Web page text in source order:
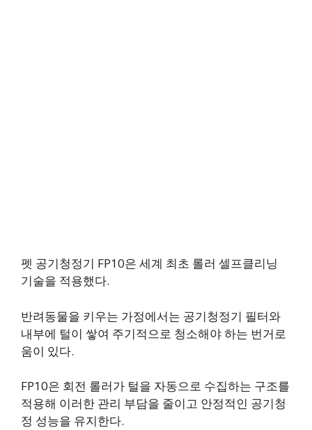
펫 공기청정기 FP10은 세계 최초 롤러 셀프클리닝
기술을 적용했다.
반려동물을 키우는 가정에서는 공기청정기 필터와
내부에 털이 쌓여 주기적으로 청소해야 하는 번거로
움이 있다.
FP10은 회전 롤러가 털을 자동으로 수집하는 구조를
적용해 이러한 관리 부담을 줄이고 안정적인 공기청
정 성능을 유지한다.